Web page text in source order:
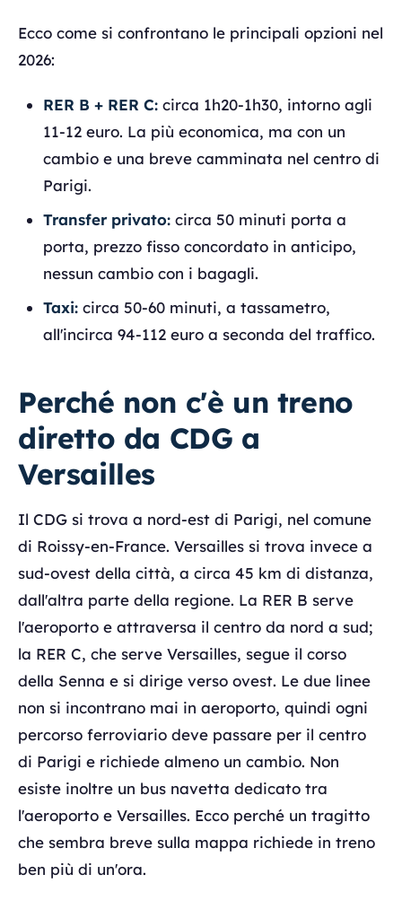
Ecco come si confrontano le principali opzioni nel
2026:
RER B + RER C: circa 1h20-1h30, intorno agli
11-12 euro. La più economica, ma con un
cambio e una breve camminata nel centro di
Parigi.
Transfer privato: circa 50 minuti porta a
porta, prezzo fisso concordato in anticipo,
nessun cambio con i bagagli.
Taxi: circa 50-60 minuti, a tassametro,
all'incirca 94-112 euro a seconda del traffico.
Perché non c'è un treno
diretto da CDG a
Versailles
Il CDG si trova a nord-est di Parigi, nel comune
di Roissy-en-France. Versailles si trova invece a
sud-ovest della città, a circa 45 km di distanza,
dall'altra parte della regione. La RER B serve
l'aeroporto e attraversa il centro da nord a sud;
la RER C, che serve Versailles, segue il corso
della Senna e si dirige verso ovest. Le due linee
non si incontrano mai in aeroporto, quindi ogni
percorso ferroviario deve passare per il centro
di Parigi e richiede almeno un cambio. Non
esiste inoltre un bus navetta dedicato tra
l'aeroporto e Versailles. Ecco perché un tragitto
che sembra breve sulla mappa richiede in treno
ben più di un'ora.